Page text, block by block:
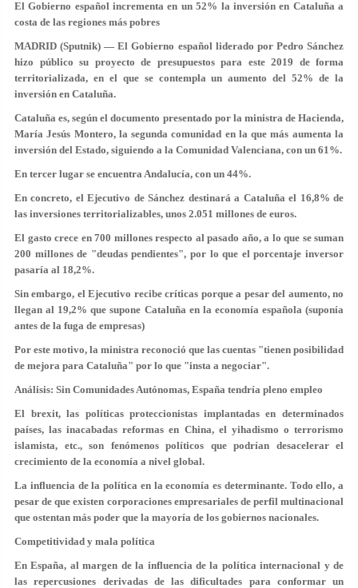
El Gobierno español incrementa en un 52% la inversión en Cataluña a
costa de las regiones más pobres
MADRID (Sputnik) — El Gobierno español liderado por Pedro Sánchez
hizo público su proyecto de presupuestos para este 2019 de forma
territorializada, en el que se contempla un aumento del 52% de la
inversión en Cataluña.
Cataluña es, según el documento presentado por la ministra de Hacienda,
María Jesús Montero, la segunda comunidad en la que más aumenta la
inversión del Estado, siguiendo a la Comunidad Valenciana, con un 61%.
En tercer lugar se encuentra Andalucía, con un 44%.
En concreto, el Ejecutivo de Sánchez destinará a Cataluña el 16,8% de
las inversiones territorializables, unos 2.051 millones de euros.
El gasto crece en 700 millones respecto al pasado año, a lo que se suman
200 millones de "deudas pendientes", por lo que el porcentaje inversor
pasaría al 18,2%.
Sin embargo, el Ejecutivo recibe críticas porque a pesar del aumento, no
llegan al 19,2% que supone Cataluña en la economía española (suponía
antes de la fuga de empresas)
Por este motivo, la ministra reconoció que las cuentas "tienen posibilidad
de mejora para Cataluña" por lo que "insta a negociar".
Análisis: Sin Comunidades Autónomas, España tendría pleno empleo
El brexit, las políticas proteccionistas implantadas en determinados
países, las inacabadas reformas en China, el yihadismo o terrorismo
islamista, etc., son fenómenos políticos que podrían desacelerar el
crecimiento de la economía a nivel global.
La influencia de la política en la economía es determinante. Todo ello, a
pesar de que existen corporaciones empresariales de perfil multinacional
que ostentan más poder que la mayoría de los gobiernos nacionales.
Competitividad y mala política
En España, al margen de la influencia de la política internacional y de
las repercusiones derivadas de las dificultades para conformar un